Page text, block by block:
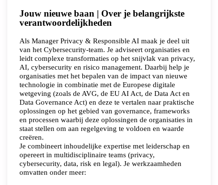
Jouw nieuwe baan | Over je belangrijkste
verantwoordelijkheden
Als Manager Privacy & Responsible AI maak je deel uit
van het Cybersecurity-team. Je adviseert organisaties en
leidt complexe transformaties op het snijvlak van privacy,
AI, cybersecurity en risico management. Daarbij help je
organisaties met het bepalen van de impact van nieuwe
technologie in combinatie met de Europese digitale
wetgeving (zoals de AVG, de EU AI Act, de Data Act en
Data Governance Act) en deze te vertalen naar praktische
oplossingen op het gebied van governance, frameworks
en processen waarbij deze oplossingen de organisaties in
staat stellen om aan regelgeving te voldoen en waarde
creëren.
Je combineert inhoudelijke expertise met leiderschap en
opereert in multidisciplinaire teams (privacy,
cybersecurity, data, risk en legal). Je werkzaamheden
omvatten onder meer: